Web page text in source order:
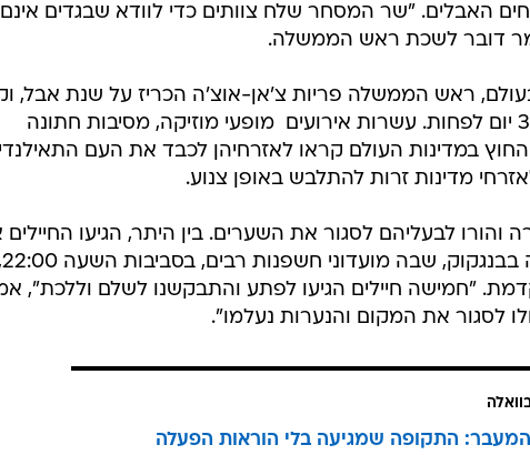
האבלים. "שר המסחר שלח צוותים כדי לוודא שבגדים אינם
דובר לשכת ראש הממשלה.
ראש הממשלה פריות צ'אן-אוצ'ה הכריז על שנת אבל,
לציבור להימנע מחגיגות למשך 30 יום לפחות. עשרות אירועים  מופעי מוזיקה, מסיבות חתונה
החוץ במדינות העולם קראו לאזרחיהן לכבד את העם
מדינות זרות להתלבש באופן צנוע.
והורו לבעליהם לסגור את השערים. בין היתר, הגיעו החיילים
"חמישה חיילים הגיעו לפתע והתבקשנו לשלם וללכת",
המעבר: התקופה שמגיעה בלי הוראות הפעלה